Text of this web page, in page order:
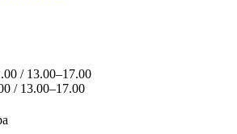
/ 13.00–17.00
/ 13.00–17.00